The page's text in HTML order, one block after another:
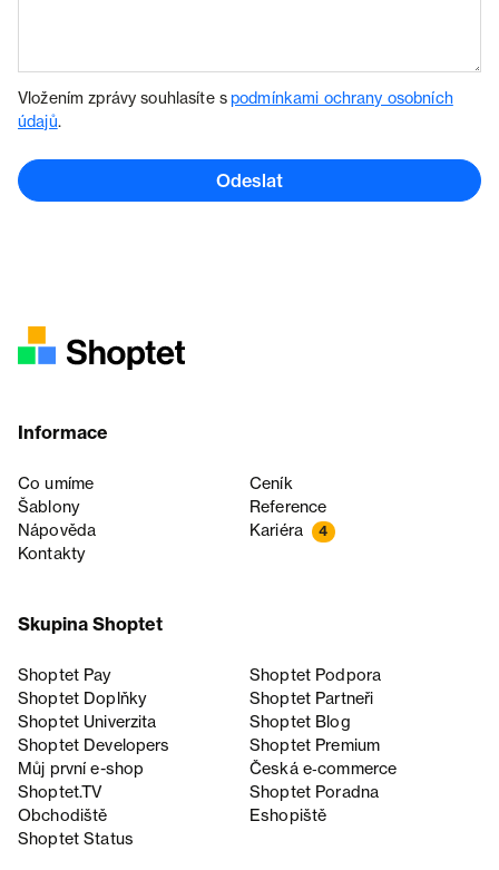
Vložením zprávy souhlasíte spodmínkami ochrany osobních
údajů.
Odeslat
Informace
Co umíme
Ceník
Šablony
Reference
Nápověda
Kariéra 4
Kontakty
Skupina Shoptet
Shoptet Pay
Shoptet Podpora
Shoptet Doplňky
Shoptet Partneři
Shoptet Univerzita
Shoptet Blog
Shoptet Developers
Shoptet Premium
Můj první e-shop
Česká e‑commerce
Shoptet.TV
Shoptet Poradna
Obchodiště
Eshopiště
Shoptet Status